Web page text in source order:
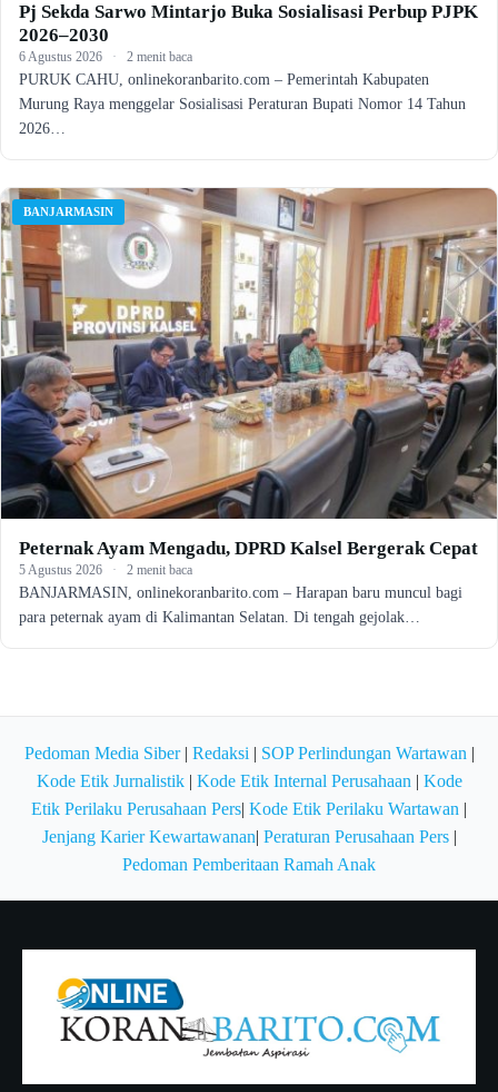
Pj Sekda Sarwo Mintarjo Buka Sosialisasi Perbup PJPK
2026–2030
6 Agustus 2026 · 2 menit baca
PURUK CAHU, onlinekoranbarito.com – Pemerintah Kabupaten
Murung Raya menggelar Sosialisasi Peraturan Bupati Nomor 14 Tahun
2026…
BANJARMASIN
Peternak Ayam Mengadu, DPRD Kalsel Bergerak Cepat
5 Agustus 2026 · 2 menit baca
BANJARMASIN, onlinekoranbarito.com – Harapan baru muncul bagi
para peternak ayam di Kalimantan Selatan. Di tengah gejolak…
Pedoman Media Siber| Redaksi | SOP Perlindungan Wartawan |
Kode Etik Jurnalistik| Kode Etik Internal Perusahaan | Kode
Etik Perilaku Perusahaan Pers| Kode Etik Perilaku Wartawan |
Jenjang Karier Kewartawanan| Peraturan Perusahaan Pers|
Pedoman Pemberitaan Ramah Anak